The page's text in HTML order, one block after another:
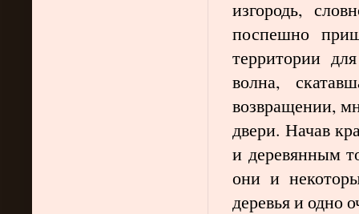
изгородь,
поспешно
территории
волна,
возвращении,
двери. Начав
и деревянным
они и
деревья и одно